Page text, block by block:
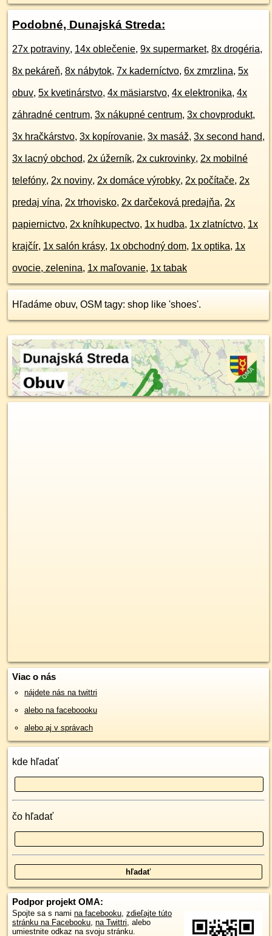
Podobné, Dunajská Streda:
27x potraviny, 14x oblečenie, 9x supermarket, 8x drogéria,
8x pekáreň, 8x nábytok, 7x kaderníctvo, 6x zmrzlina, 5x
obuv, 5x kvetinárstvo, 4x mäsiarstvo, 4x elektronika, 4x
záhradné centrum, 3x nákupné centrum, 3x chovprodukt,
3x hračkárstvo, 3x kopírovanie, 3x masáž, 3x second hand,
3x lacný obchod, 2x úžerník, 2x cukrovinky, 2x mobilné
telefóny, 2x noviny, 2x domáce výrobky, 2x počítače, 2x
predaj vína, 2x trhovisko, 2x darčeková predajňa, 2x
papiernictvo, 2x kníhkupectvo, 1x hudba, 1x zlatníctvo, 1x
krajčír, 1x salón krásy, 1x obchodný dom, 1x optika, 1x
ovocie, zelenina, 1x maľovanie, 1x tabak
Hľadáme obuv, OSM tagy: shop like 'shoes'.
Viac o nás
nájdete nás na twittri
alebo na faceboooku
alebo aj v správach
kde hľadať
čo hľadať
Podpor projekt OMA:
Spojte sa s nami na facebooku, zdieľajte túto
stránku na Facebooku, na Twittri, alebo
umiestnite odkaz na svoju stránku.